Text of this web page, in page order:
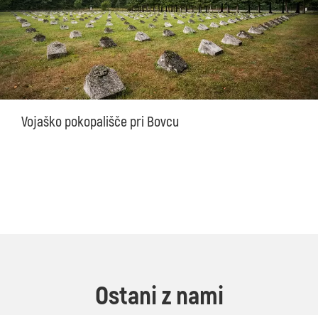
Vojaško pokopališče pri Bovcu
Ostani z nami